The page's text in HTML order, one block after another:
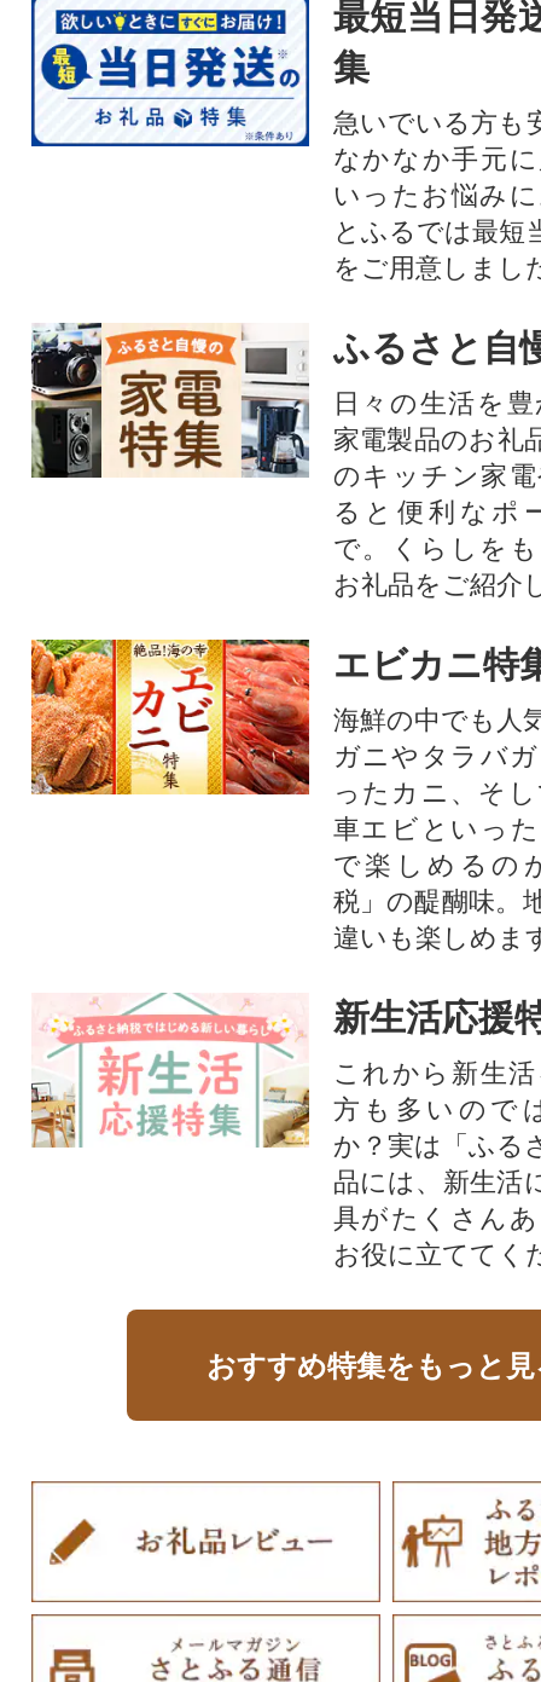
最短当日発
集
急いでいる方も
なかなか手元
いったお悩み
とふるでは最短
をご用意しまし
ふるさと自
日々の生活を
家電製品のお礼
のキッチン家
ると便利なポ
で。くらしを
お礼品をご紹介
エビカニ特
海鮮の中でも人
ガニやタラバ
ったカニ、そ
車エビといっ
で楽しめるの
税」の醍醐味。
違いも楽しめま
新生活応援
これから新生
方も多いので
か？実は「ふる
品には、新生活
具がたくさん
お役に立ててく
おすすめ特集をもっと